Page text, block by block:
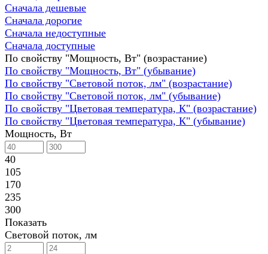
Сначала дешевые
Сначала дорогие
Сначала недоступные
Сначала доступные
По свойству "Мощность, Вт" (возрастание)
По свойству "Мощность, Вт" (убывание)
По свойству "Световой поток, лм" (возрастание)
По свойству "Световой поток, лм" (убывание)
По свойству "Цветовая температура, К" (возрастание)
По свойству "Цветовая температура, К" (убывание)
Мощность, Вт
40
105
170
235
300
Показать
Световой поток, лм